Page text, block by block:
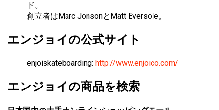
ド。
創立者はMarc JonsonとMatt Eversole。
エンジョイの公式サイト
enjoiskateboarding: http://www.enjoico.com/
エンジョイの商品を検索